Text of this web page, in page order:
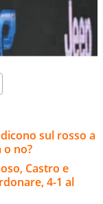
sul rosso a
no?
Castro e
4-1 al